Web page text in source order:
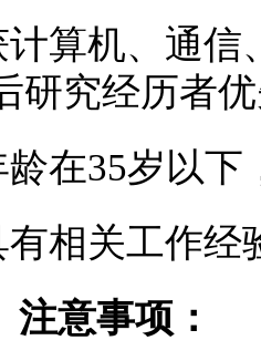
计算机、通
研究经历者
龄在35岁以下
有相关工作经
注意事项：